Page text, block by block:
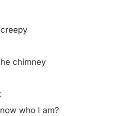
chimney
who I am?